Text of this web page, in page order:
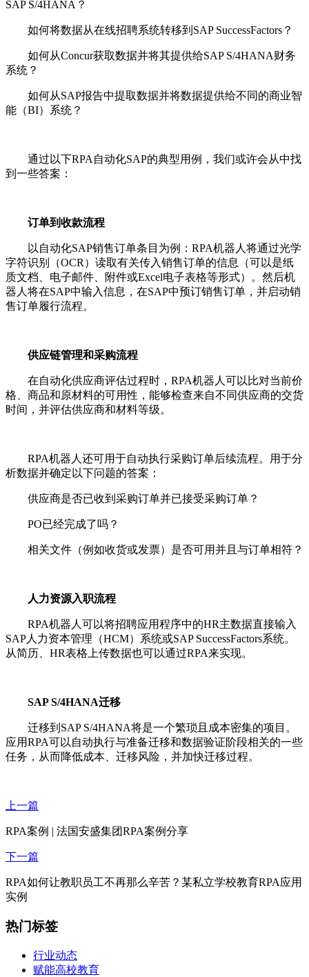
SAP S/4HANA？
如何将数据从在线招聘系统转移到SAP SuccessFactors？
如何从Concur获取数据并将其提供给SAP S/4HANA财务
系统？
如何从SAP报告中提取数据并将数据提供给不同的商业智
能（BI）系统？
通过以下RPA自动化SAP的典型用例，我们或许会从中找
到一些答案：
订单到收款流程
以自动化SAP销售订单条目为例：RPA机器人将通过光学
字符识别（OCR）读取有关传入销售订单的信息（可以是纸
质文档、电子邮件、附件或Excel电子表格等形式）。然后机
器人将在SAP中输入信息，在SAP中预订销售订单，并启动销
售订单履行流程。
供应链管理和采购流程
在自动化供应商评估过程时，RPA机器人可以比对当前价
格、商品和原材料的可用性，能够检查来自不同供应商的交货
时间，并评估供应商和材料等级。
RPA机器人还可用于自动执行采购订单后续流程。用于分
析数据并确定以下问题的答案：
供应商是否已收到采购订单并已接受采购订单？
PO已经完成了吗？
相关文件（例如收货或发票）是否可用并且与订单相符？
人力资源入职流程
RPA机器人可以将招聘应用程序中的HR主数据直接输入
SAP人力资本管理（HCM）系统或SAP SuccessFactors系统。
从简历、HR表格上传数据也可以通过RPA来实现。
SAP S/4HANA迁移
迁移到SAP S/4HANA将是一个繁琐且成本密集的项目。
应用RPA可以自动执行与准备迁移和数据验证阶段相关的一些
任务，从而降低成本、迁移风险，并加快迁移过程。
上一篇
RPA案例 | 法国安盛集团RPA案例分享
下一篇
RPA如何让教职员工不再那么辛苦？某私立学校教育RPA应用
实例
热门标签
行业动态
赋能高校教育